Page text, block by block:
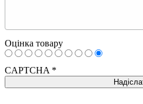
Оцінка товару
CAPTCHA *